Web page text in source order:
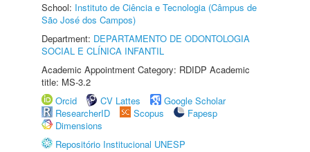
School: Instituto de Ciência e Tecnologia (Câmpus de
São José dos Campos)
Department: DEPARTAMENTO DE ODONTOLOGIA
SOCIAL E CLÍNICA INFANTIL
Academic Appointment Category: RDIDP Academic
title: MS-3.2
Orcid
CV Lattes
Google Scholar
ResearcherID
Scopus
Fapesp
Dimensions
Repositório Institucional UNESP